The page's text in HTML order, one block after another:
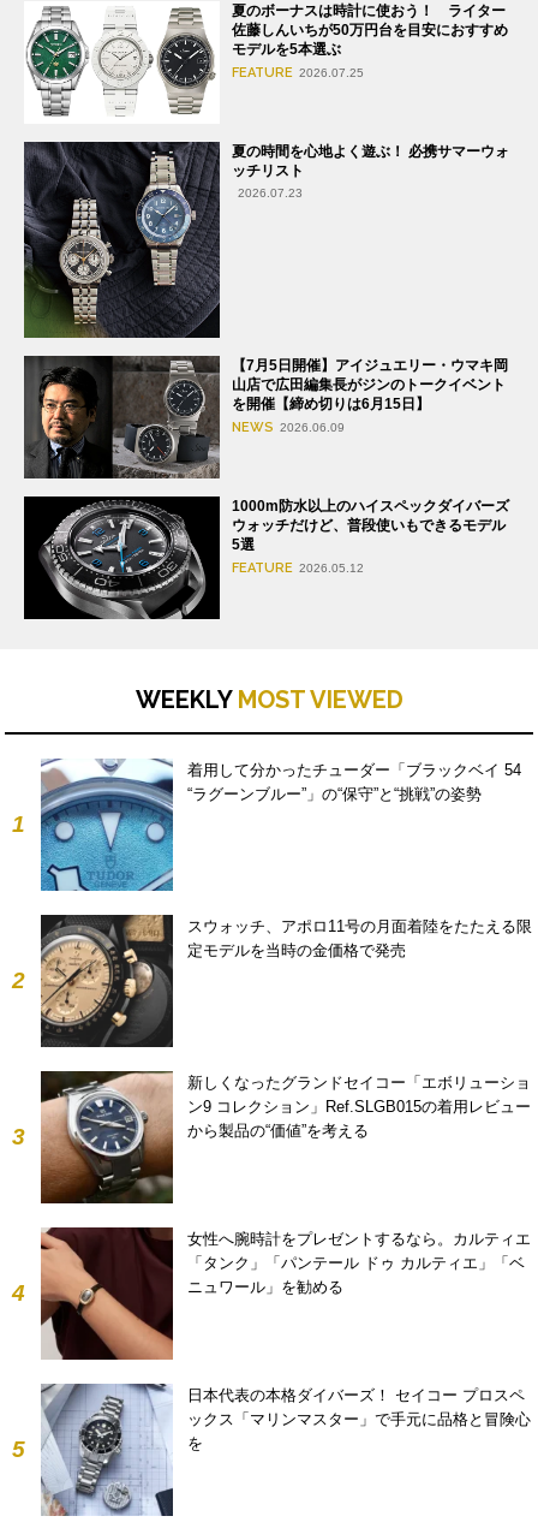
夏のボーナスは時計に使おう！ ライター
佐藤しんいちが50万円台を目安におすすめ
モデルを5本選ぶ
FEATURE 2026.07.25
夏の時間を心地よく遊ぶ！ 必携サマーウォ
ッチリスト
2026.07.23
【7月5日開催】アイジュエリー・ウマキ岡
山店で広田編集長がジンのトークイベント
を開催【締め切りは6月15日】
NEWS 2026.06.09
1000m防水以上のハイスペックダイバーズ
ウォッチだけど、普段使いもできるモデル
5選
FEATURE 2026.05.12
WEEKLY MOST VIEWED
1
着用して分かったチューダー「ブラックベイ 54
“ラグーンブルー”」の“保守”と“挑戦”の姿勢
2
スウォッチ、アポロ11号の月面着陸をたたえる限
定モデルを当時の金価格で発売
3
新しくなったグランドセイコー「エボリューショ
ン9 コレクション」Ref.SLGB015の着用レビュー
から製品の“価値”を考える
4
女性へ腕時計をプレゼントするなら。カルティエ
「タンク」「パンテール ドゥ カルティエ」「ベ
ニュワール」を勧める
5
日本代表の本格ダイバーズ！ セイコー プロスペ
ックス「マリンマスター」で手元に品格と冒険心
を